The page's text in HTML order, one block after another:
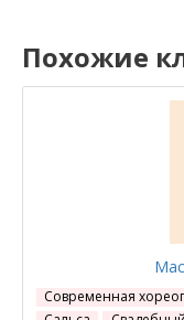
Похожие
Современная